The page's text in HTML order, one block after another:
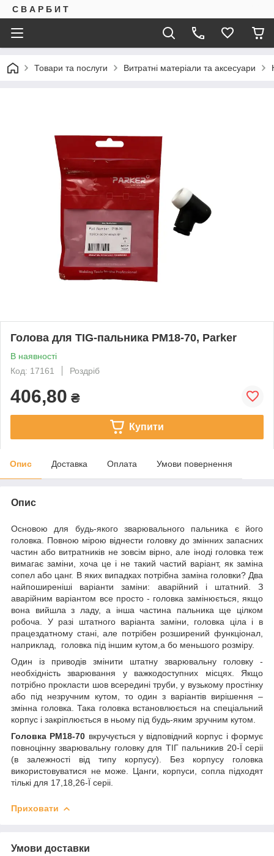
С В А Р Б И Т
Товари та послуги Витратні матеріали та аксесуари
Голова для TIG-пальника PM18-70, Parker
В наявності
Код: 17161
Роздріб
406,80 ₴
Купити
Опис Доставка Оплата Умови повернення
Опис
Основою для будь-якого зварювального пальника є його
головка. Повною мірою віднести головку до змінних запасних
частин або витратників не зовсім вірно, але іноді головка теж
вимагає заміни, хоча це і не такий частий варіант, як заміна
сопел або цанг. В яких випадках потрібна заміна головки? Два
найпоширеніші варіанти заміни: аварійний і штатний. З
аварійним варіантом все просто - головка замінюється, якщо
вона вийшла з ладу, а інша частина пальника ще цілком
робоча. У разі штатного варіанта заміни, головка ціла і в
працездатному стані, але потрібен розширений функціонал,
наприклад, головка під іншим кутом,а бо меньшого розміру.
Один із приводів змінити штатну зварювальну головку -
необхідність зварювання у важкодоступних місцях. Якщо
потрібно прокласти шов всередині труби, у вузькому простінку
або під незручним кутом, то один з варіантів вирішення –
змінна головка. Така головка встановлюється на спеціальний
корпус і закріплюється в ньому під будь-яким зручним кутом.
Головка PМ18-70 вкручується у відповідний корпус і формує
повноцінну зварювальну головку для ТІГ пальникив 20-Ї серіі
(в залежності від типу корпусу). Без корпусу головка
використовуватися не може. Цанги, корпуси, сопла підходят
тількі для 17,18,26-Ї серіі.
Приховати
Умови доставки